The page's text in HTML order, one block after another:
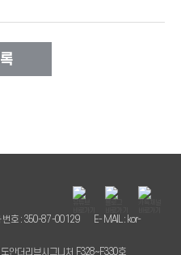
번호 : 350-87-00129
E- MAIL : kor-
안더리브시그니처 F328~F330호